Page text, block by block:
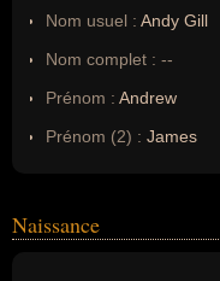
Nom usuel : Andy Gill
Nom complet : --
Prénom : Andrew
Prénom (2) : James
Naissance